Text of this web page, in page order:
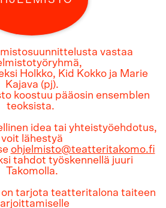
vastaa
Holkko, Kid Kokko ja Marie
Kajava (pj).
koostuu pääosin ensemblen
teoksista.
idea tai yhteistyöehdotus,
voit lähestyä
ohjelmisto@teatteritakomo.fi
tahdot työskennellä juuri
Takomolla.
on tarjota teatteritalona taiteen